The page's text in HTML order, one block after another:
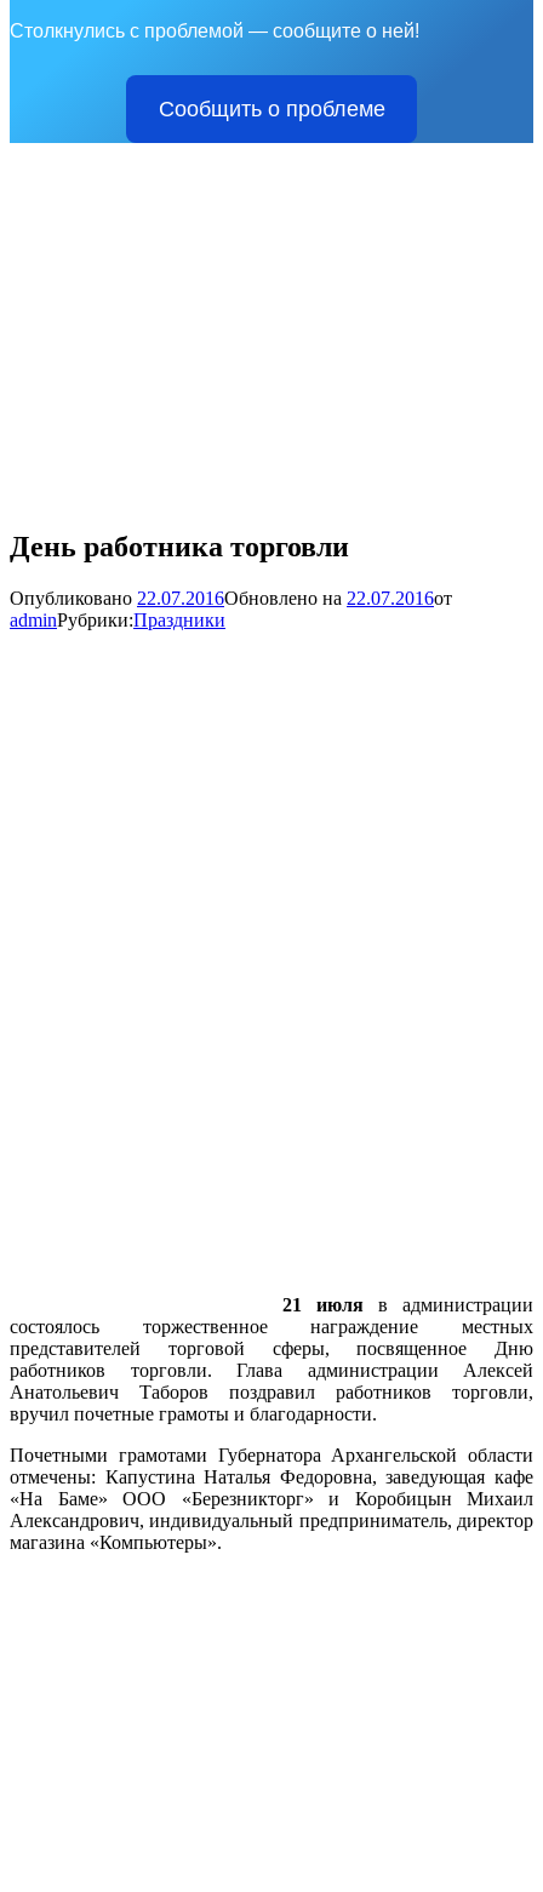
Столкнулись с проблемой — сообщите о ней!
Сообщить о проблеме
День работника торговли
Опубликовано 22.07.2016Обновлено на 22.07.2016от
adminРубрики:Праздники
21 июля в администрации
состоялось торжественное награждение местных
представителей торговой сферы, посвященное Дню
работников торговли. Глава администрации Алексей
Анатольевич Таборов поздравил работников торговли,
вручил почетные грамоты и благодарности.
Почетными грамотами Губернатора Архангельской области
отмечены: Капустина Наталья Федоровна, заведующая кафе
«На Баме» ООО «Березникторг» и Коробицын Михаил
Александрович, индивидуальный предприниматель, директор
магазина «Компьютеры».